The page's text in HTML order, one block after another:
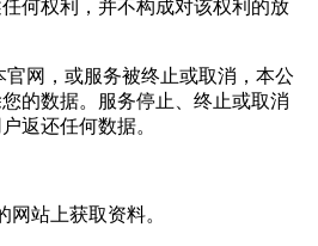
何权利，并不构成对该权利的放
官网，或服务被终止或取消，本公
的数据。服务停止、终止或取消
返还任何数据。
网站上获取资料。